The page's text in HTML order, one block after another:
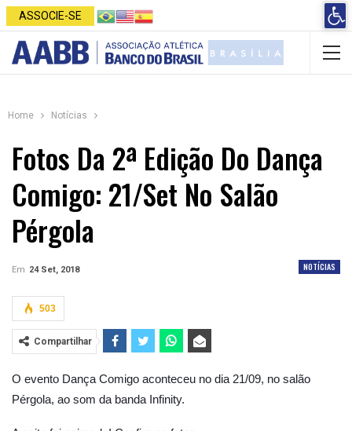
ASSOCIE-SE
Home Notícias
Fotos Da 2ª Edição Do Dança
Comigo: 21/set No Salão
Pérgola
NOTÍCIAS
Em 24 Set, 2018
503
Compartilhar
O evento Dança Comigo aconteceu no dia 21/09, no salão
Pérgola, ao som da banda Infinity.